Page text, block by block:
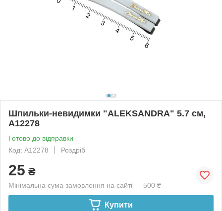
Шпильки-невидимки "ALEKSANDRA" 5.7 см,
А12278
Готово до відправки
Код: А12278
Роздріб
25 ₴
Мінімальна сума замовлення на сайті — 500 ₴
Купити